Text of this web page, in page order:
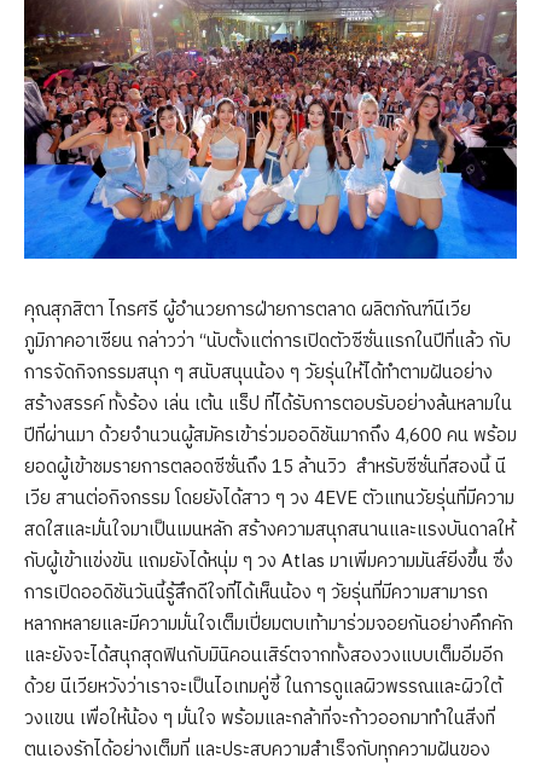
คุณสุภสิตา ไกรศรี ผู้อำนวยการฝ่ายการตลาด ผลิตภัณฑ์นีเวีย
ภูมิภาคอาเซียน กล่าวว่า “นับตั้งแต่การเปิดตัวซีซั่นแรกในปีที่แล้ว กับ
การจัดกิจกรรมสนุก ๆ สนับสนุนน้อง ๆ วัยรุ่นให้ได้ทำตามฝันอย่าง
สร้างสรรค์ ทั้งร้อง เล่น เต้น แร็ป ที่ได้รับการตอบรับอย่างล้นหลามใน
ปีที่ผ่านมา ด้วยจำนวนผู้สมัครเข้าร่วมออดิชันมากถึง 4,600 คน พร้อม
ยอดผู้เข้าชมรายการตลอดซีซั่นถึง 15 ล้านวิว สำหรับซีซั่นที่สองนี้ นี
เวีย สานต่อกิจกรรม โดยยังได้สาว ๆ วง 4EVE ตัวแทนวัยรุ่นที่มีความ
สดใสและมั่นใจมาเป็นเมนหลัก สร้างความสนุกสนานและแรงบันดาลให้
กับผู้เข้าแข่งขัน แถมยังได้หนุ่ม ๆ วง Atlas มาเพิ่มความมันส์ยิ่งขึ้น ซึ่ง
การเปิดออดิชันวันนี้รู้สึกดีใจที่ได้เห็นน้อง ๆ วัยรุ่นที่มีความสามารถ
หลากหลายและมีความมั่นใจเต็มเปี่ยมตบเท้ามาร่วมจอยกันอย่างคึกคัก
และยังจะได้สนุกสุดฟินกับมินิคอนเสิร์ตจากทั้งสองวงแบบเต็มอิ่มอีก
ด้วย นีเวียหวังว่าเราจะเป็นไอเทมคู่ซี้ ในการดูแลผิวพรรณและผิวใต้
วงแขน เพื่อให้น้อง ๆ มั่นใจ พร้อมและกล้าที่จะก้าวออกมาทำในสิ่งที่
ตนเองรักได้อย่างเต็มที่ และประสบความสำเร็จกับทุกความฝันของ